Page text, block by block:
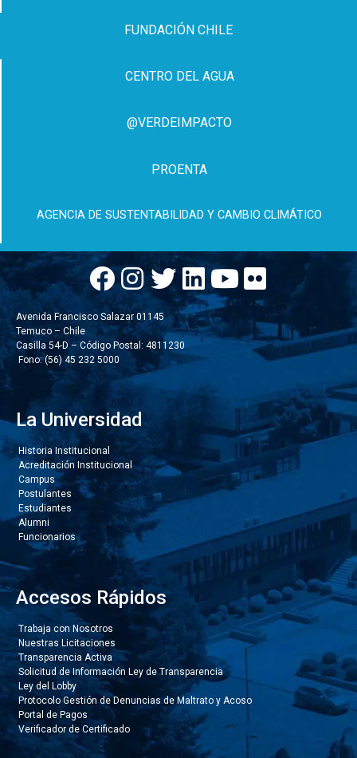
FUNDACIÓN CHILE
CENTRO DEL AGUA
@VERDEIMPACTO
PROENTA
AGENCIA DE SUSTENTABILIDAD Y CAMBIO CLIMÁTICO
Avenida Francisco Salazar 01145
Temuco – Chile
Casilla 54-D – Código Postal: 4811230
Fono: (56) 45 232 5000
La Universidad
Historia Institucional
Acreditación Institucional
Campus
Postulantes
Estudiantes
Alumni
Funcionarios
Accesos Rápidos
Trabaja con Nosotros
Nuestras Licitaciones
Transparencia Activa
Solicitud de Información Ley de Transparencia
Ley del Lobby
Protocolo Gestión de Denuncias de Maltrato y Acoso
Portal de Pagos
Verificador de Certificado